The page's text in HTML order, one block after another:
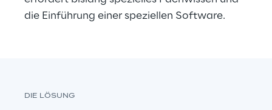
die Einführung einer speziellen Software.
DIE LÖSUNG